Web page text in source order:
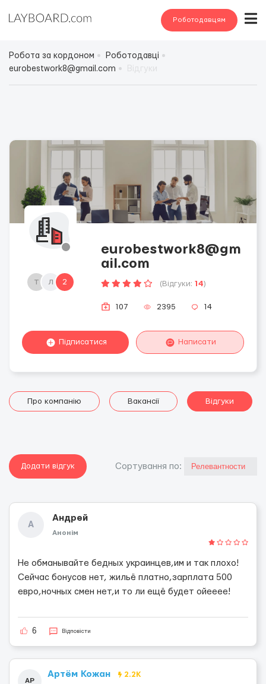
Роботодавцям
Робота за кордоном
Роботодавці
eurobestwork8@gmail.com
т л 2
eurobestwork8@gm
ail.com
(Відгуки: 14)
107 2395 14
Підписатися Написати
Про компанію Вакансії Відгуки
Додати відгук Сортування по:
А
Андрей
Анонім
Не обманывайте бедных украинцев,им и так плохо!
Сейчас бонусов нет, жильё платно,зарплата 500
евро,ночных смен нет,и то ли ещё будет ойееее!
6 Відповісти
АР
Артём Кожан 2.2K